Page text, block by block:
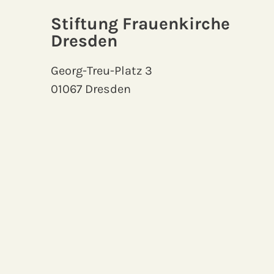
Stiftung Frauenkirche
Dresden
Georg-Treu-Platz 3
01067 Dresden